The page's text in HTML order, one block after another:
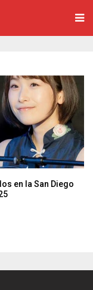
en la San Diego